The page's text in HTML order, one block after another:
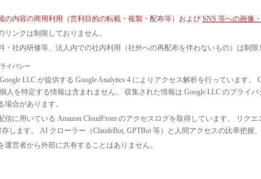
の内容の商用利用（営利目的の転載・複製・配布等）および SNS 等への画像
リンクは制限しておりません。
・社内研修等、法人内での社内利用（社外への再配布を伴わないもの）は制
イバシー
LLC が提供する Google Analytics 4 によりアクセス解析を行っています
人を特定する情報は含まれません。 収集された情報は Google LLC のプライ
場合があります。
信に用いている Amazon CloudFront のアクセスログを取得しています。 リク
存します。 AI クローラー（ClaudeBot, GPTBot 等）と人間アクセスの比率把
運営者から外部に共有することはありません。